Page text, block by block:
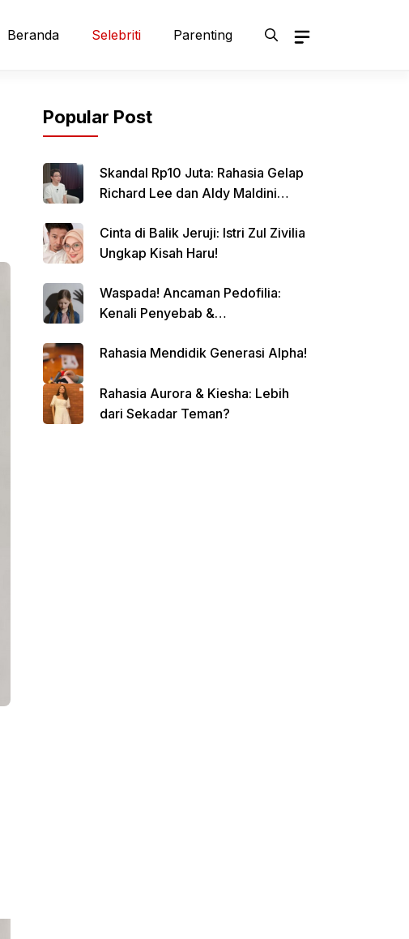
Beranda Selebriti Parenting
Popular Post
Skandal Rp10 Juta: Rahasia Gelap
Richard Lee dan Aldy Maldini
Cinta di Balik Jeruji: Istri Zul Zivilia
Ungkap Kisah Haru!
Waspada! Ancaman Pedofilia:
Kenali Penyebab &
Rahasia Mendidik Generasi Alpha!
Rahasia Aurora & Kiesha: Lebih
dari Sekadar Teman?